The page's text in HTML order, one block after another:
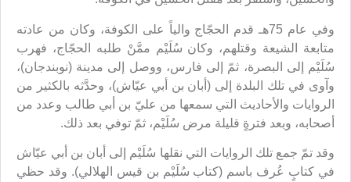
وفي عام 75هـ قدم الحجّاج والياً على الكوفة، وكان من عادته
متابعة الشيعة وقتلهم، وكان سُلَيْم ممَّنْ طلبه الحجّاج، فهرب
سُلَيْم إلى البصرة، ثمّ إلى فارس، ووصل إلى مدينة (نوبندجان)،
وآوى في تلك البلدة إلى (أبان بن أبي عيّاش)، وحدَّثه بالكثير من
الروايات والأحاديث التي سمعها من عليّ بن أبي طالب وعدد من
أصحابه، وبعد فترةٍ قليلة مرض سُلَيْم، ثمّ توفي بعد ذلك.
وقد تمّ جمع تلك الروايات التي نقلها سُلَيْم إلى أبان بن أبي عيّاش
في كتابٍ عُرف باسم (كتاب سُلَيْم بن قيس الهلالي). وقد حظي